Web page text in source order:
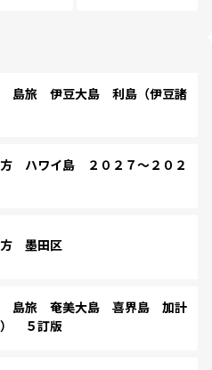
島旅 伊豆大島 利島（伊豆諸
ハワイ島 ２０２７～２０２
墨田区
島旅 奄美大島 喜界島 加計
） ５訂版